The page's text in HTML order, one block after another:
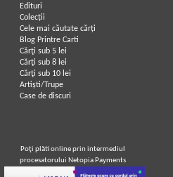
Edituri
Colecții
Cele mai căutate cărți
Blog Printre Carti
Cărţi sub 5 lei
Cărţi sub 8 lei
Cărţi sub 10 lei
Artiști/Trupe
Case de discuri
Poţi plăti online prin intermediul
procesatorului Netopia Payments